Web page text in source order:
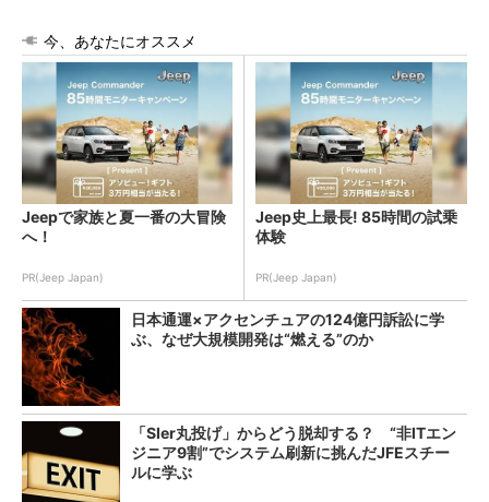
今、あなたにオススメ
Jeepで家族と夏一番の大冒険
へ！
PR(Jeep Japan)
Jeep史上最長! 85時間の試乗
体験
PR(Jeep Japan)
日本通運×アクセンチュアの124億円訴訟に学
ぶ、なぜ大規模開発は“燃える”のか
「SIer丸投げ」からどう脱却する？ “非ITエン
ジニア9割”でシステム刷新に挑んだJFEスチー
ルに学ぶ